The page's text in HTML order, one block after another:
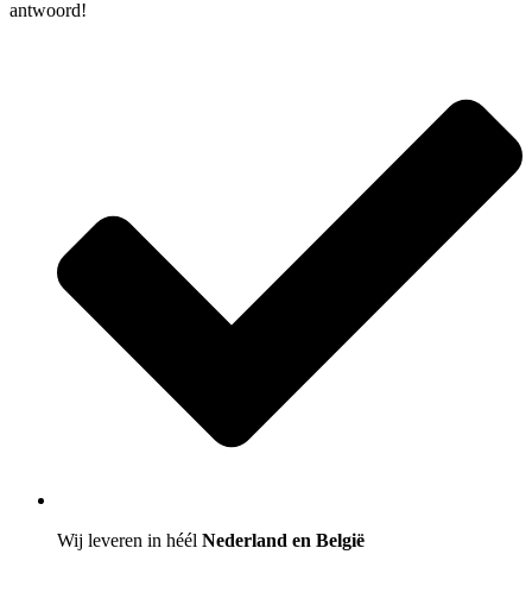
antwoord!
Wij leveren in héél Nederland en België